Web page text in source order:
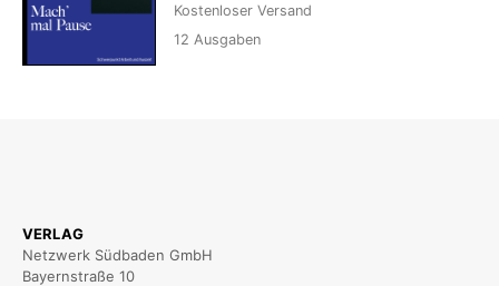
Kostenloser Versand
12 Ausgaben
VERLAG
Netzwerk Südbaden GmbH
Bayernstraße 10